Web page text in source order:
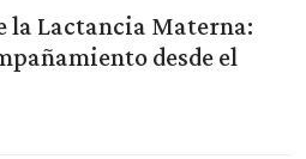
la Lactancia Materna:
desde el